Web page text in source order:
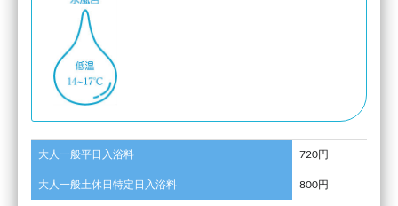
大人一般平日入浴料 720円
大人一般土休日特定日入浴料 800円